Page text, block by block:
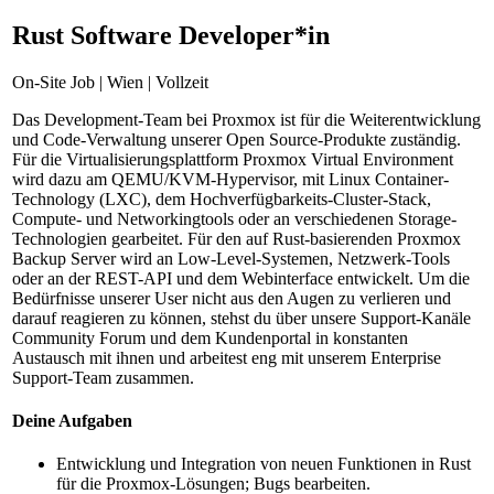
Rust Software Developer*in
On-Site Job | Wien | Vollzeit
Das Development-Team bei Proxmox ist für die Weiterentwicklung
und Code-Verwaltung unserer Open Source-Produkte zuständig.
Für die Virtualisierungsplattform Proxmox Virtual Environment
wird dazu am QEMU/KVM-Hypervisor, mit Linux Container-
Technology (LXC), dem Hochverfügbarkeits-Cluster-Stack,
Compute- und Networkingtools oder an verschiedenen Storage-
Technologien gearbeitet. Für den auf Rust-basierenden Proxmox
Backup Server wird an Low-Level-Systemen, Netzwerk-Tools
oder an der REST-API und dem Webinterface entwickelt. Um die
Bedürfnisse unserer User nicht aus den Augen zu verlieren und
darauf reagieren zu können, stehst du über unsere Support-Kanäle
Community Forum und dem Kundenportal in konstanten
Austausch mit ihnen und arbeitest eng mit unserem Enterprise
Support-Team zusammen.
Deine Aufgaben
Entwicklung und Integration von neuen Funktionen in Rust
für die Proxmox-Lösungen; Bugs bearbeiten.